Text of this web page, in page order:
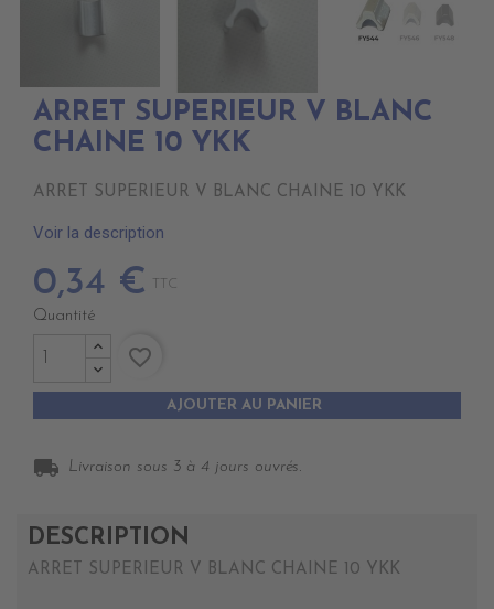
ARRET SUPERIEUR V BLANC
CHAINE 10 YKK
ARRET SUPERIEUR V BLANC CHAINE 10 YKK
Voir la description
0,34 € TTC
Quantité
AJOUTER AU PANIER
favorite_border
local_shipping Livraison sous 3 à 4 jours ouvrés.
DESCRIPTION
ARRET SUPERIEUR V BLANC CHAINE 10 YKK